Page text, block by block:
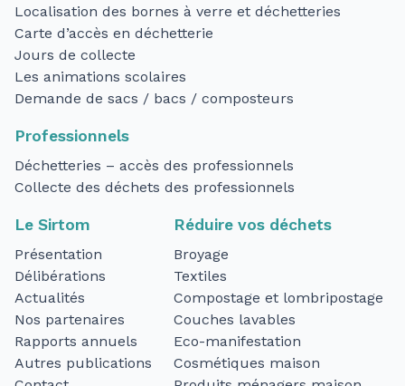
Localisation des bornes à verre et déchetteries
Carte d’accès en déchetterie
Jours de collecte
Les animations scolaires
Demande de sacs / bacs / composteurs
Professionnels
Déchetteries – accès des professionnels
Collecte des déchets des professionnels
Le Sirtom
Présentation
Délibérations
Actualités
Nos partenaires
Rapports annuels
Autres publications
Réduire vos déchets
Broyage
Textiles
Compostage et lombripostage
Couches lavables
Eco-manifestation
Cosmétiques maison